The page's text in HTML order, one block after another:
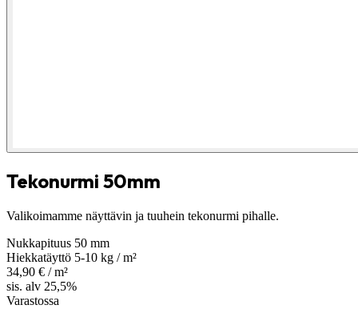
Tekonurmi 50mm
Valikoimamme näyttävin ja tuuhein tekonurmi pihalle.
Nukkapituus 50 mm
Hiekkatäyttö 5-10 kg / m²
34,90 € / m²
sis. alv 25,5%
Varastossa